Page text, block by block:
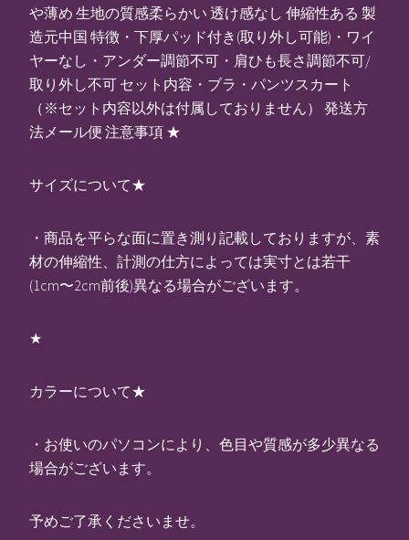
や薄め 生地の質感柔らかい 透け感なし 伸縮性ある 製
造元中国 特徴・下厚パッド付き(取り外し可能)・ワイ
ヤーなし・アンダー調節不可・肩ひも長さ調節不可/
取り外し不可 セット内容・ブラ・パンツスカート
（※セット内容以外は付属しておりません） 発送方
法メール便 注意事項 ★
サイズについて★
・商品を平らな面に置き測り記載しておりますが、素
材の伸縮性、計測の仕方によっては実寸とは若干
(1cm〜2cm前後)異なる場合がございます。
★
カラーについて★
・お使いのパソコンにより、色目や質感が多少異なる
場合がございます。
予めご了承くださいませ。